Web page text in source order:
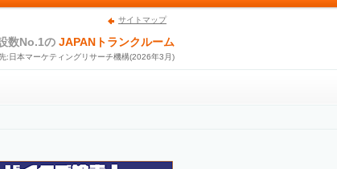
サイトマップ
数No.1の JAPANトランクルーム
:日本マーケティングリサーチ機構(2026年3月)